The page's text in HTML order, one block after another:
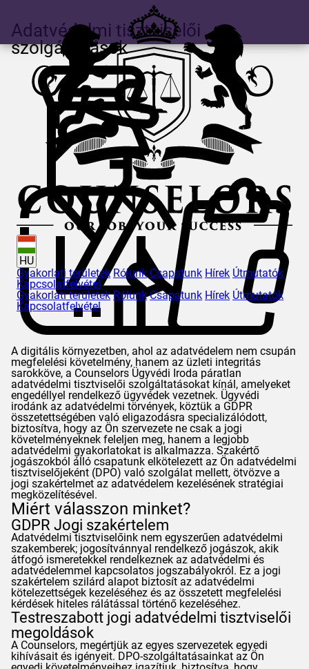
HU
Gyakorlati területek Rólunk Csapatunk Hírek Útmutatók
Kapcsolatfelvétel
Gyakorlati területek Rólunk Csapatunk Hírek Útmutatók
Kapcsolatfelvétel
Adatvédelmi tisztviselői
szolgáltatások
A digitális környezetben, ahol az adatvédelem nem csupán
megfelelési követelmény, hanem az üzleti integritás
sarokköve, a Counselors Ügyvédi Iroda páratlan
adatvédelmi tisztviselői szolgáltatásokat kínál, amelyeket
engedéllyel rendelkező ügyvédek vezetnek. Ügyvédi
irodánk az adatvédelmi törvények, köztük a GDPR
összetettségében való eligazodásra specializálódott,
biztosítva, hogy az Ön szervezete ne csak a jogi
követelményeknek feleljen meg, hanem a legjobb
adatvédelmi gyakorlatokat is alkalmazza. Szakértő
jogászokból álló csapatunk elkötelezett az Ön adatvédelmi
tisztviselőjeként (DPO) való szolgálat mellett, ötvözve a
jogi szakértelmet az adatvédelem kezelésének stratégiai
megközelítésével.
Miért válasszon minket?
GDPR Jogi szakértelem
Adatvédelmi tisztviselőink nem egyszerűen adatvédelmi
szakemberek; jogosítvánnyal rendelkező jogászok, akik
átfogó ismeretekkel rendelkeznek az adatvédelmi és
adatvédelemmel kapcsolatos jogszabályokról. Ez a jogi
szakértelem szilárd alapot biztosít az adatvédelmi
kötelezettségek kezeléséhez és az összetett megfelelési
kérdések hiteles rálátással történő kezeléséhez.
Testreszabott jogi adatvédelmi tisztviselői
megoldások
A Counselors, megértjük az egyes szervezetek egyedi
kihívásait és igényeit. DPO-szolgáltatásainkat az Ön